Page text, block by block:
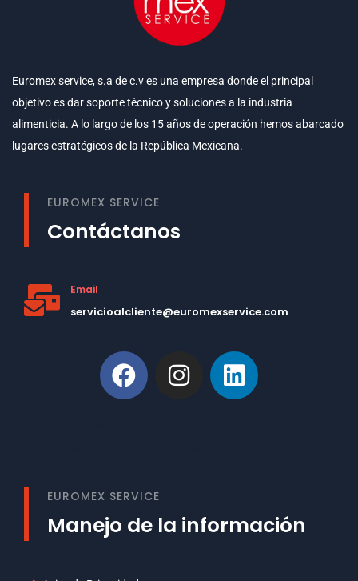
Euromex service, s.a de c.v es una empresa donde el principal
objetivo es dar soporte técnico y soluciones a la industria
alimenticia. A lo largo de los 15 años de operación hemos abarcado
lugares estratégicos de la República Mexicana.
EUROMEX SERVICE
Contáctanos
Email
servicioalcliente@euromexservice.com
EUROMEX SERVICE
Manejo de la información